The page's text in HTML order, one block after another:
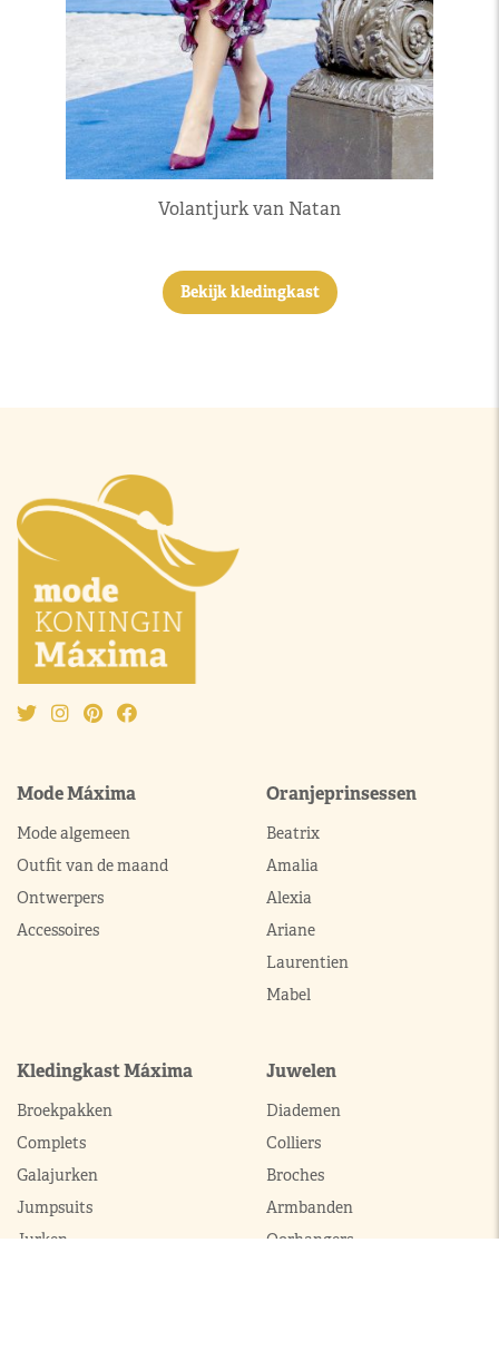
Volantjurk van Natan
Bekijk kledingkast
Mode Máxima
Mode algemeen
Outfit van de maand
Ontwerpers
Accessoires
Oranjeprinsessen
Beatrix
Amalia
Alexia
Ariane
Laurentien
Mabel
Kledingkast Máxima
Broekpakken
Complets
Galajurken
Jumpsuits
Jurken
Juwelen
Diademen
Colliers
Broches
Armbanden
Oorhangers